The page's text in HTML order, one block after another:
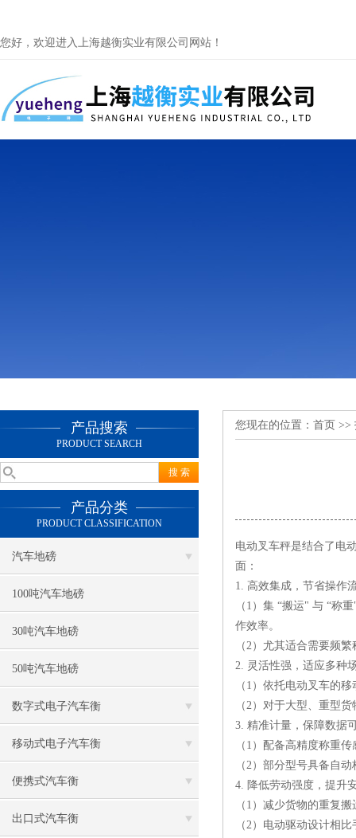
您好，欢迎进入上海越衡实业有限公司网站！
产品搜索
PRODUCT SEARCH
产品分类
PRODUCT CLASSIFICATION
汽车地磅
100吨汽车地磅
30吨汽车地磅
50吨汽车地磅
数字式电子汽车衡
移动式电子汽车衡
便携式汽车衡
出口式汽车衡
您现在的位置： 首页 >>
电动叉车秤是结合了电
面：
1. 高效集成，节省操作
（1）集 “搬运" 与 “称
作效率。
（2）尤其适合需要频
2. 灵活性强，适应多种
（1）依托电动叉车的
（2）对于大型、重型
3. 精准计量，保障数据
（1）配备高精度称重
（2）部分型号具备自
4. 降低劳动强度，提升
（1）减少货物的重复
（2）电动驱动设计相